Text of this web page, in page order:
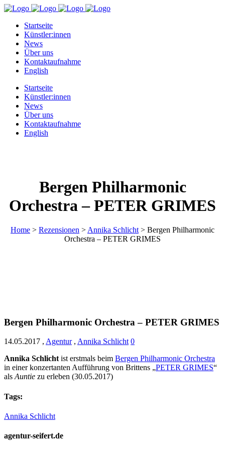
Startseite
Künstler:innen
News
Über uns
Kontaktaufnahme
English
Startseite
Künstler:innen
News
Über uns
Kontaktaufnahme
English
Bergen Philharmonic
Orchestra – PETER GRIMES
Home > Rezensionen >Annika Schlicht > Bergen Philharmonic
Orchestra – PETER GRIMES
Bergen Philharmonic Orchestra – PETER GRIMES
14.05.2017 , Agentur , Annika Schlicht 0
Annika Schlichtist erstmals beim Bergen Philharmonic Orchestra
in einer konzertanten Aufführung von Brittens „PETER GRIMES“
alsAuntie zu erleben (30.05.2017)
Tags:
Annika Schlicht
agentur-seifert.de